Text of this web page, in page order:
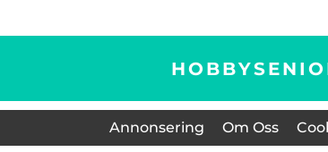
Annonsering Om Oss